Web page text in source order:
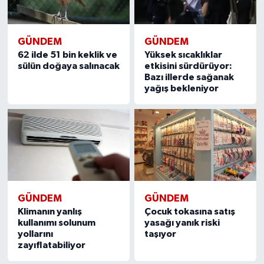
GÜNDEM
62 ilde 51 bin keklik ve
sülün doğaya salınacak
GÜNDEM
Yüksek sıcaklıklar
etkisini sürdürüyor:
Bazı illerde sağanak
yağış bekleniyor
GÜNDEM
Klimanın yanlış
kullanımı solunum
yollarını
zayıflatabiliyor
GÜNDEM
Çocuk tokasına satış
yasağı yanık riski
taşıyor